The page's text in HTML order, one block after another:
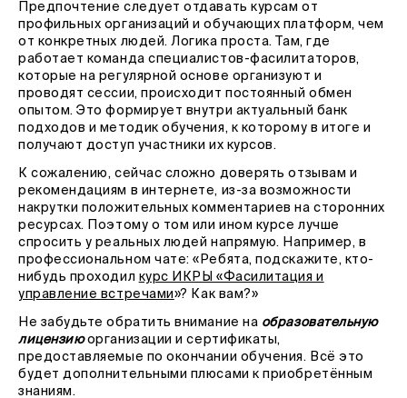
Предпочтение следует отдавать курсам от
профильных организаций и обучающих платформ, чем
от конкретных людей. Логика проста. Там, где
работает команда специалистов-фасилитаторов,
которые на регулярной основе организуют и
проводят сессии, происходит постоянный обмен
опытом. Это формирует внутри актуальный банк
подходов и методик обучения, к которому в итоге и
получают доступ участники их курсов.
К сожалению, сейчас сложно доверять отзывам и
рекомендациям в интернете, из-за возможности
накрутки положительных комментариев на сторонних
ресурсах. Поэтому о том или ином курсе лучше
спросить у реальных людей напрямую. Например, в
профессиональном чате: «Ребята, подскажите, кто-
нибудь проходил курс ИКРЫ «Фасилитация и
управление встречами»? Как вам?»
Не забудьте обратить внимание на образовательную
лицензиюорганизации и сертификаты,
предоставляемые по окончании обучения. Всё это
будет дополнительными плюсами к приобретённым
знаниям.